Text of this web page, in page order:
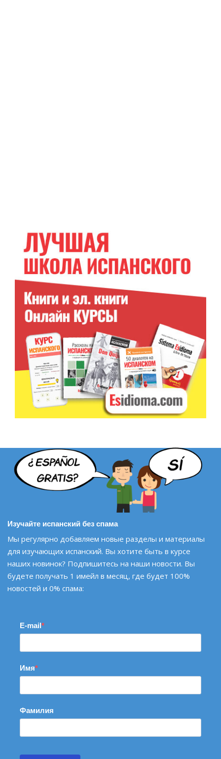
Изучайте испанский без спама
Мы регулярно добавляем новые разделы и материалы
для изучающих испанский. Вы хотите быть в курсе
наших новинок? Подпишитесь на наши новости. Вы
будете получать 1 имейл в месяц, где будет 100%
новостей и 0% спама:
E-mail
Имя
Фамилия